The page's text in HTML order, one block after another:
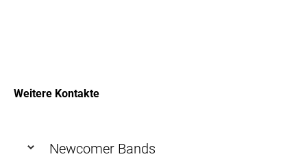
Weitere Kontakte
Newcomer Bands